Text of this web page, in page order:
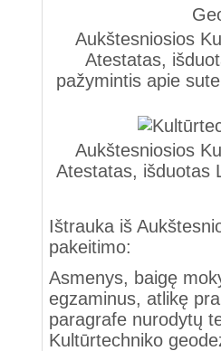
Aukštesniosios
Atestatas,
pažymintis apie
Aukštesniosios
Atestatas, išduotas
Ištrauka iš
pakeitimo:
Asmenys, baigę
egzaminus, atlikę
paragrafe nurodytų
Kultūrtechniko